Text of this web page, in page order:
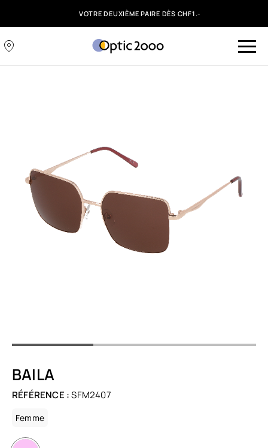
VOTRE DEUXIÈME PAIRE DÈS CHF1.-
BAILA
RÉFÉRENCE :SFM2407
Femme